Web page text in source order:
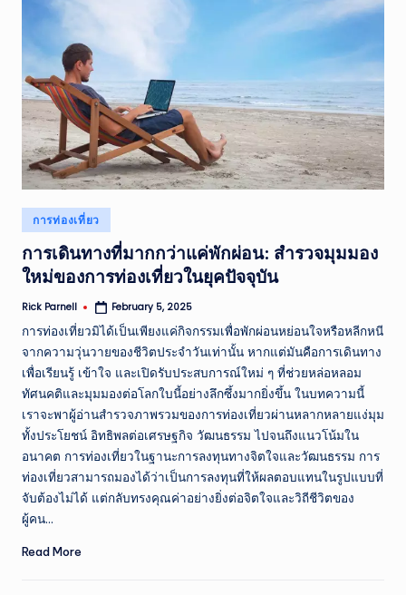
Posted
in
การท่องเที่ยว
การเดินทางที่มากกว่าแค่พักผ่อน: สำรวจมุมมอง
ใหม่ของการท่องเที่ยวในยุคปัจจุบัน
Posted
Rick Parnell February 5, 2025
การท่องเที่ยวมิได้เป็นเพียงแค่กิจกรรมเพื่อพักผ่อนหย่อนใจหรือหลีกหนี
จากความวุ่นวายของชีวิตประจำวันเท่านั้น หากแต่มันคือการเดินทาง
เพื่อเรียนรู้ เข้าใจ และเปิดรับประสบการณ์ใหม่ ๆ ที่ช่วยหล่อหลอม
ทัศนคติและมุมมองต่อโลกใบนี้อย่างลึกซึ้งมากยิ่งขึ้น ในบทความนี้
เราจะพาผู้อ่านสำรวจภาพรวมของการท่องเที่ยวผ่านหลากหลายแง่มุม
ทั้งประโยชน์ อิทธิพลต่อเศรษฐกิจ วัฒนธรรม ไปจนถึงแนวโน้มใน
อนาคต การท่องเที่ยวในฐานะการลงทุนทางจิตใจและวัฒนธรรม การ
ท่องเที่ยวสามารถมองได้ว่าเป็นการลงทุนที่ให้ผลตอบแทนในรูปแบบที่
จับต้องไม่ได้ แต่กลับทรงคุณค่าอย่างยิ่งต่อจิตใจและวิถีชีวิตของ
ผู้คน…
Read More